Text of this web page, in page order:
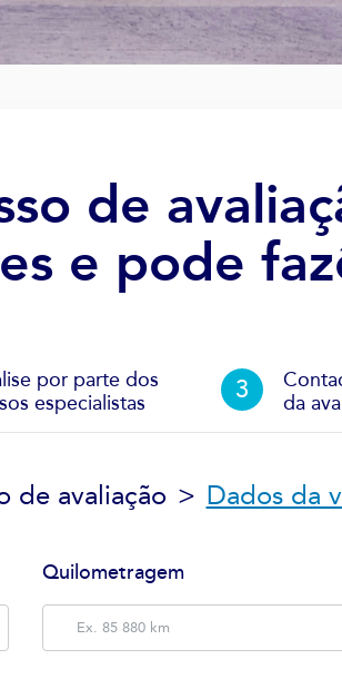
de
e pode
por parte dos
especialistas
da
de avaliação Dados da
Quilometragem